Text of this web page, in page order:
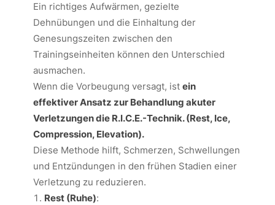
Ein richtiges Aufwärmen, gezielte
Dehnübungen und die Einhaltung der
Genesungszeiten zwischen den
Trainingseinheiten können den Unterschied
ausmachen.
Wenn die Vorbeugung versagt, istein
effektiver Ansatz zur Behandlung akuter
Verletzungen die R.I.C.E.-Technik. (Rest, Ice,
Compression, Elevation).
Diese Methode hilft, Schmerzen, Schwellungen
und Entzündungen in den frühen Stadien einer
Verletzung zu reduzieren.
Rest (Ruhe):